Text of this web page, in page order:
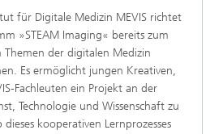
für Digitale Medizin MEVIS richtet
»STEAM Imaging« bereits zum
der digitalen Medizin
Es ermöglicht jungen Kreativen,
Fachleuten ein Projekt an der
Technologie und Wissenschaft zu
kooperativen Lernprozesses